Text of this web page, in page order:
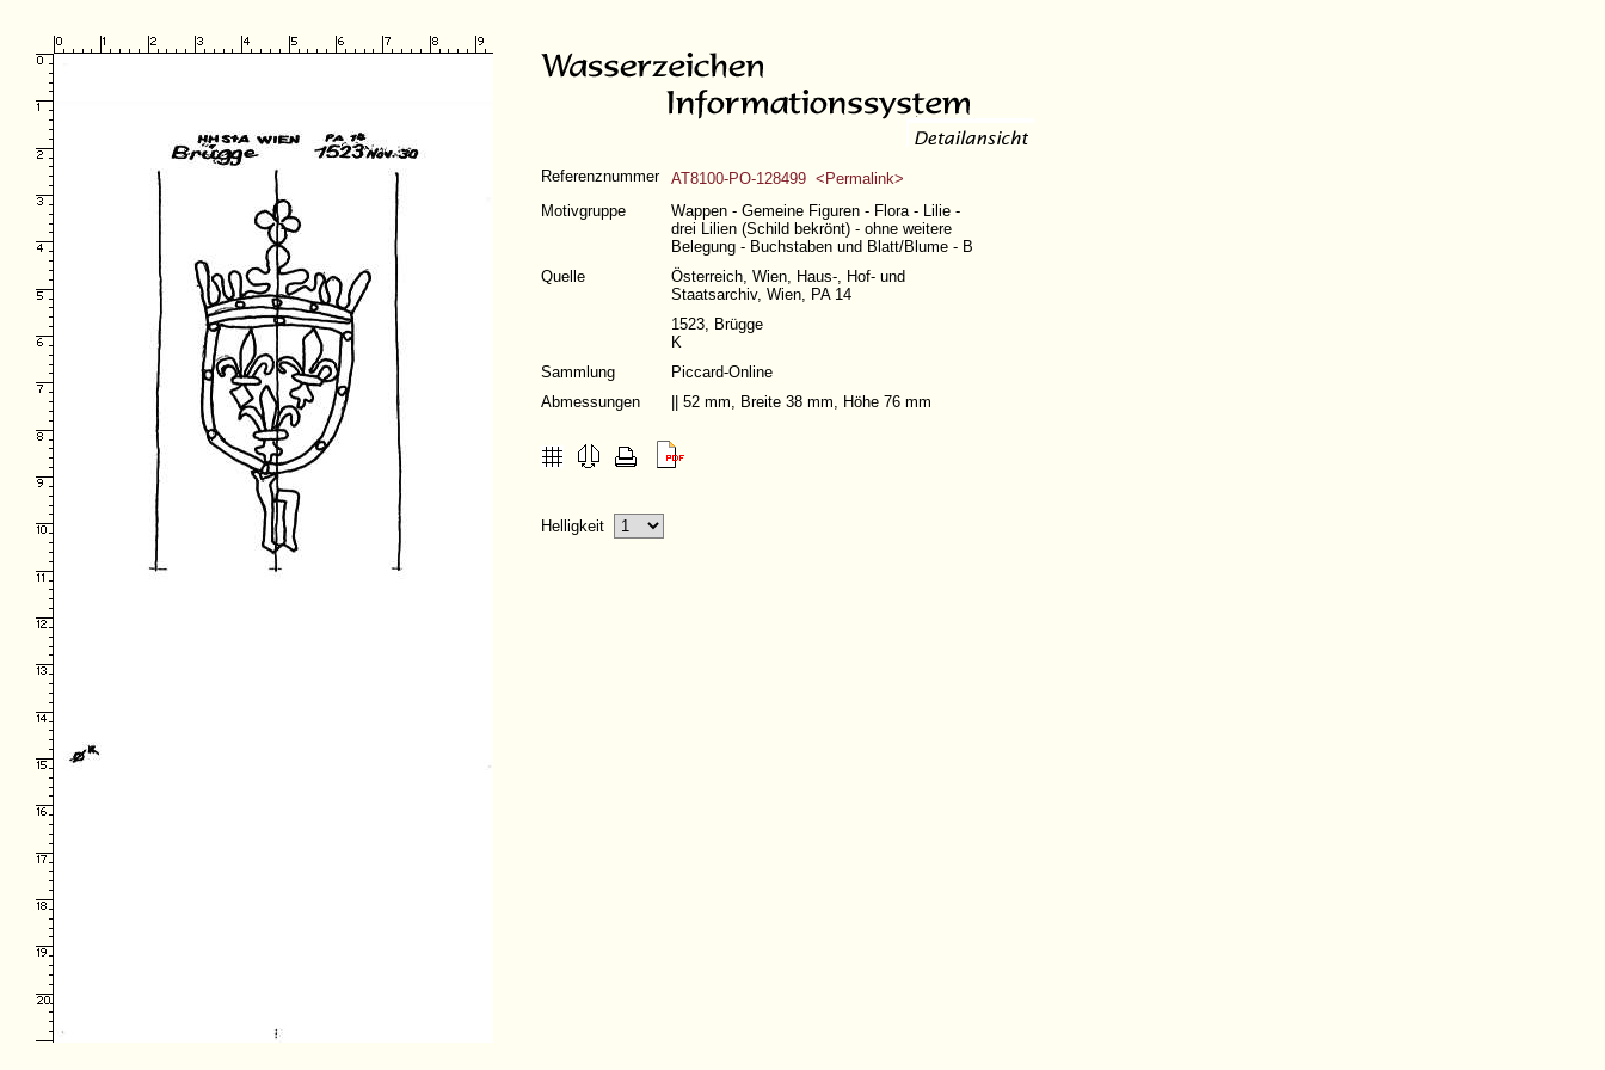
Referenznummer
AT8100-PO-128499 <Permalink>
Motivgruppe
Wappen - Gemeine Figuren - Flora - Lilie -
drei Lilien (Schild bekrönt) - ohne weitere
Belegung - Buchstaben und Blatt/Blume - B
Quelle
Österreich, Wien, Haus-, Hof- und
Staatsarchiv, Wien, PA 14
1523, Brügge
K
Sammlung
Piccard-Online
Abmessungen
|| 52 mm, Breite 38 mm, Höhe 76 mm
Helligkeit